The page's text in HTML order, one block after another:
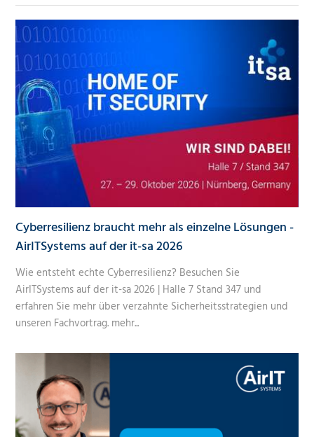
Branchen)
Cyberresilienz braucht mehr als einzelne Lösungen -
AirITSystems auf der it-sa 2026
Wie entsteht echte Cyberresilienz? Besuchen Sie
AirITSystems auf der it-sa 2026 | Halle 7 Stand 347 und
erfahren Sie mehr über verzahnte Sicherheitsstrategien und
unseren Fachvortrag. mehr...